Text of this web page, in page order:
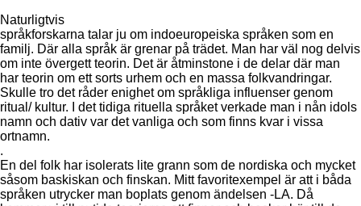
Naturligtvis
språkforskarna talar ju om indoeuropeiska språken som en
familj. Där alla språk är grenar på trädet. Man har väl nog delvis
om inte övergett teorin. Det är åtminstone i de delar där man
har teorin om ett sorts urhem och en massa folkvandringar.
Skulle tro det råder enighet om språkliga influenser genom
ritual/ kultur. I det tidiga rituella språket verkade man i nån idols
namn och dativ var det vanliga och som finns kvar i vissa
ortnamn.
.
En del folk har isolerats lite grann som de nordiska och mycket
såsom baskiskan och finskan. Mitt favoritexempel är att i båda
språken utrycker man boplats genom ändelsen -LA. Då